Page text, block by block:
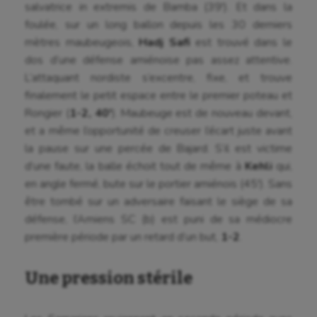
salvatrice in extremis de Bamba (39′). Et dans la
foulée, sur un long ballon depuis les 30 derniers
mètres maubeugeois,Hadj Safi est trouvé dans le
dos d’une défense amiénoise pas assez attentive.
L’attaquant nordiste s’excentre, fixe, et trouve
finalement le petit espace entre le premier poteau et
Rongier (
1-2, 40′ ). Maubeuge est de nouveau devant,
et a même l’opportunité de creuser l’écart juste avant
la pause sur une percée de Bajard. S’il est victime
d’une faute, la balle échoit tout de même à Kehli qui,
en angle fermé, bute sur le portier amiénois (45′). Sans
être tombé sur un adversaire faisant le siège de sa
défense, l’Amiens SC (b) est puni de sa médiocre
première période par un retard d’un but,
1-2
Une pression stérile